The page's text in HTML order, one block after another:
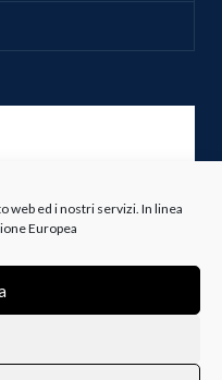
web ed i nostri servizi. In linea
Europea